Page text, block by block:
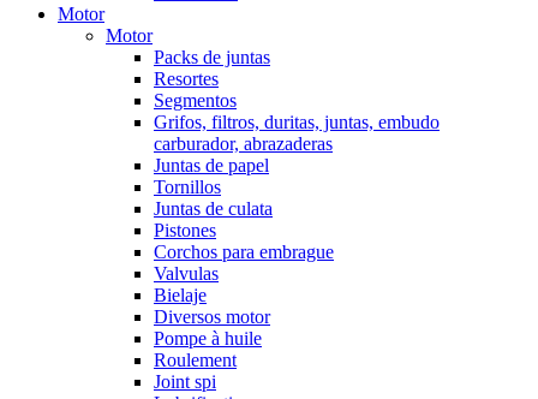
Motor
Motor
Packs de juntas
Resortes
Segmentos
Grifos, filtros, duritas, juntas, embudo
carburador, abrazaderas
Juntas de papel
Tornillos
Juntas de culata
Pistones
Corchos para embrague
Valvulas
Bielaje
Diversos motor
Pompe à huile
Roulement
Joint spi